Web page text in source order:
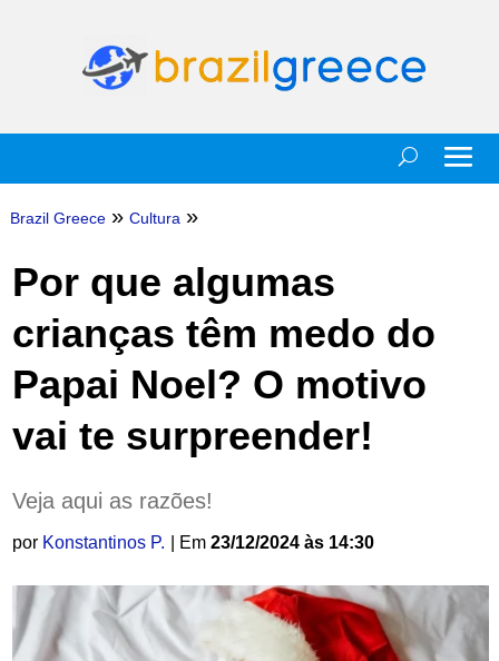
Brazil Greece » Cultura »
Por que algumas
crianças têm medo do
Papai Noel? O motivo
vai te surpreender!
Veja aqui as razões!
por Konstantinos P. | Em 23/12/2024 às 14:30